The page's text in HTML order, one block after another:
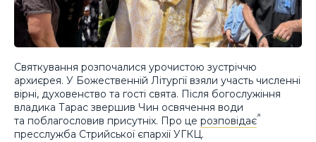
Святкування розпочалися урочистою зустріччю
архиєрея. У Божественній Літургії взяли участь численні
вірні, духовенство та гості свята. Після богослужіння
владика Тарас звершив Чин освячення води
та поблагословив присутніх. Про це розповідає
пресслужба Стрийської єпархії УГКЦ.